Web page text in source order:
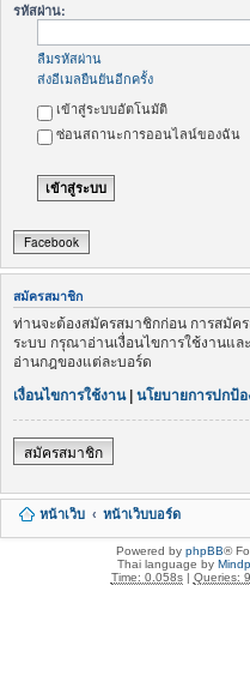
รหัสผ่าน:
ลืมรหัสผ่าน
ส่งอีเมลยืนยันอีกครั้ง
เข้าสู่ระบบอัตโนมัติ
ซ่อนสถานะการออนไลน์ของฉัน
Facebook
สมัครสมาชิก
ท่านจะต้องสมัครสมาชิกก่อน การสมัค
ระบบ กรุณาอ่านเงื่อนไขการใช้งานแ
อ่านกฎของแต่ละบอร์ด
เงื่อนไขการใช้งาน| นโยบายการปกป้
สมัครสมาชิก
หน้าเว็บ หน้าเว็บบอร์ด
Powered by phpBB®
Thai language by
Time: 0.058s| Queries: 9